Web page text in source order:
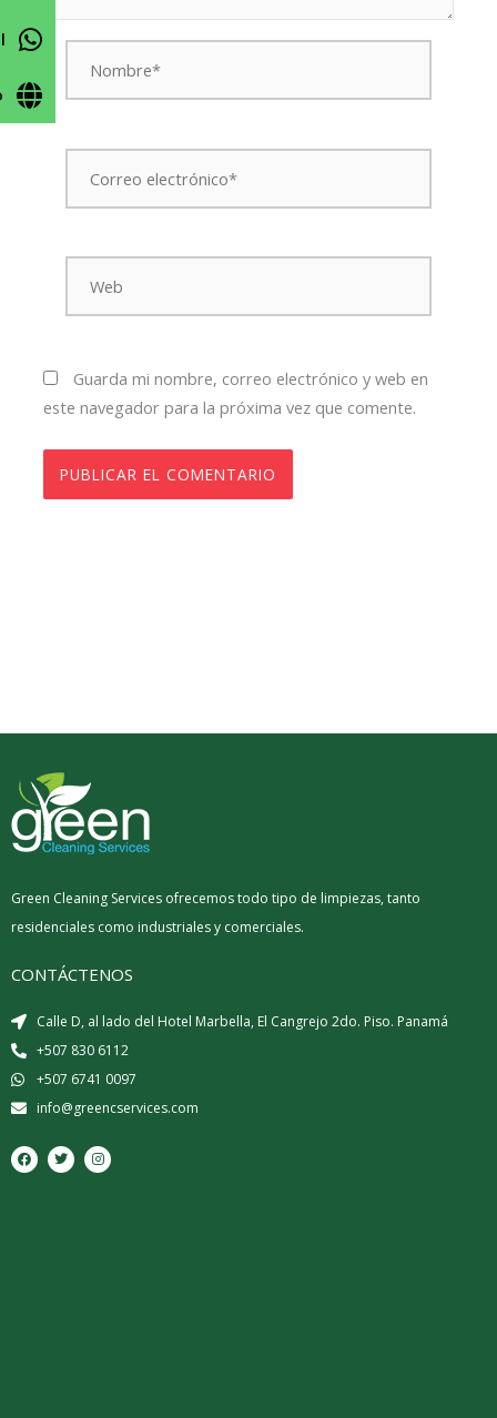
Nombre*
Correo
electrónico*
Web
Guarda mi nombre, correo electrónico y web en
este navegador para la próxima vez que comente.
Green Cleaning Services ofrecemos todo tipo de limpiezas, tanto
residenciales como industriales y comerciales.
CONTÁCTENOS
Calle D, al lado del Hotel Marbella, El Cangrejo 2do. Piso. Panamá
+507 830 6112
+507 6741 0097
info@greencservices.com
F
a
c
T
w
i
I
n
s